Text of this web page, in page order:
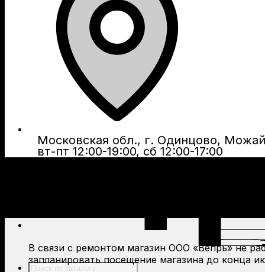
Московская обл., г. Одинцово,
вт-пт 12:00-19:00, сб 12:00-17:00
Поиск
В связи с ремонтом магазин ООО «Вепрь» не
запланировать посещение магазина до конца